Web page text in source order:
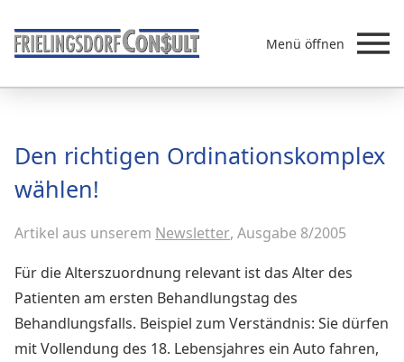
Menü öffnen
Beratung
Leistungen
Akademie
MVZ/Ärztenetze
Über uns
Newsletter & Presse
Den richtigen Ordinationskomplex
wählen!
Artikel aus unserem Newsletter, Ausgabe 8/2005
Für die Alterszuordnung relevant ist das Alter des
Patienten am ersten Behandlungstag des
Behandlungsfalls. Beispiel zum Verständnis: Sie dürfen
mit Vollendung des 18. Lebensjahres ein Auto fahren,